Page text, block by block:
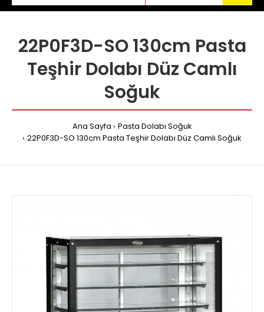
22P0F3D-SO 130cm Pasta
Teşhir Dolabı Düz Camlı
Soğuk
Ana Sayfa
Pasta Dolabı Soğuk
22P0F3D-SO 130cm Pasta Teşhir Dolabı Düz Camlı Soğuk